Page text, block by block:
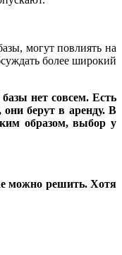
могут повлиять на
более широкий
нет совсем. Есть
берут в аренду. В
образом, выбор у
можно решить. Хотя